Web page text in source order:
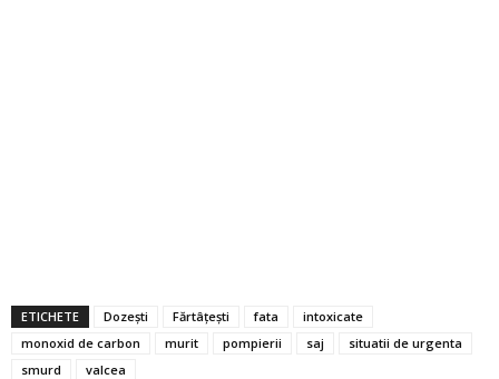
ETICHETE Dozești Fărtâțești fata
intoxicate
monoxid de carbon
murit pompierii saj
situatii de urgenta
smurd
valcea